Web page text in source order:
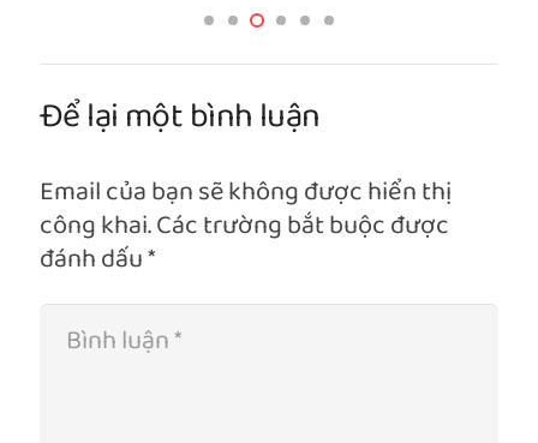
Để lại một bình luận
Email của bạn sẽ không được hiển thị
công khai.Các trường bắt buộc được
đánh dấu*